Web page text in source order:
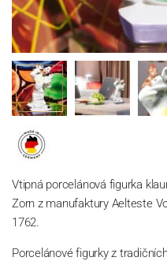
Vtipná porcelánová figurka
Zorn z manufaktury Aelteste
1762.
Porcelánové figurky z